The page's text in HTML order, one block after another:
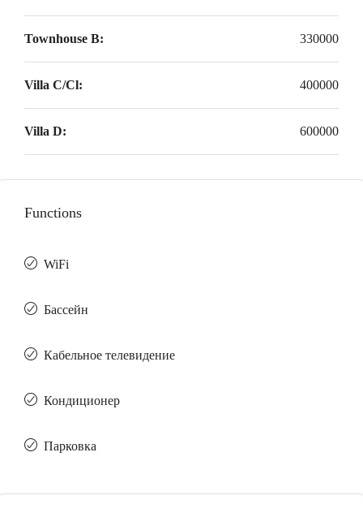
Townhouse B: 330000
Villa C/Cl: 400000
Villa D: 600000
Functions
WiFi
Бассейн
Кабельное телевидение
Кондиционер
Парковка